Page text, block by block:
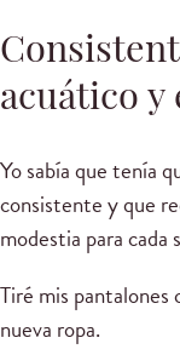
acuático y
Yo sabía que tenía
consistente y que
modestia para
Tiré mis
nueva ropa.